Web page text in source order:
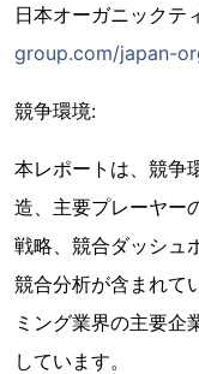
日本オーガニックテ
group.com/japan-
競争環境:
本レポートは、競争
造、主要プレーヤー
戦略、競合ダッシュ
競合分析が含まれて
ミング業界の主要企
しています。